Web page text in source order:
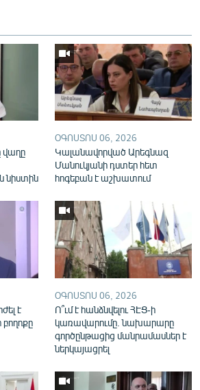
կայքերը
վաղը
նիստին
ՕԳՈՍՏՈՍ 06, 2026
Կալանավորված Արեգնազ
Մանուկյանի դստեր հետ
հոգեբան է աշխատում
է
ՕԳՈՍՏՈՍ 06, 2026
Ո՞ւմ է հանձնվելու ՀԷՑ-ի
կառավարումը. նախարարը
գործընթացից մանրամասներ է
ներկայացրել